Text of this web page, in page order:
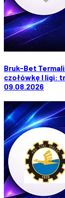
Bruk-Bet
czołówkę I ligi:
09.08.2026